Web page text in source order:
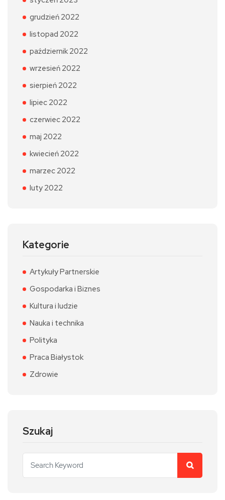
grudzień 2022
listopad 2022
październik 2022
wrzesień 2022
sierpień 2022
lipiec 2022
czerwiec 2022
maj 2022
kwiecień 2022
marzec 2022
luty 2022
Kategorie
Artykuły Partnerskie
Gospodarka i Biznes
Kultura i ludzie
Nauka i technika
Polityka
Praca Białystok
Zdrowie
Szukaj